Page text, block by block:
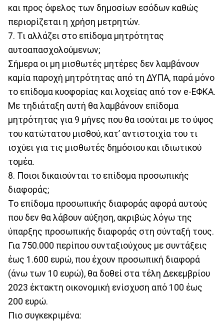
και προς όφελος των δημοσίων εσόδων καθώς
περιορίζεται η χρήση μετρητών.
7. Τι αλλάζει στο επίδομα μητρότητας
αυτοαπασχολούμενων;
Σήμερα οι μη μισθωτές μητέρες δεν λαμβάνουν
καμία παροχή μητρότητας από τη ΔΥΠΑ, παρά μόνο
το επίδομα κυοφορίας και λοχείας από τον e-ΕΦΚΑ.
Με τηδιάταξη αυτή θα λαμβάνουν επίδομα
μητρότητας για 9 μήνες που θα ισούται με το ύψος
του κατώτατου μισθού, κατ’ αντιστοιχία του τι
ισχύει για τις μισθωτές δημόσιου και ιδιωτικού
τομέα.
8. Ποιοι δικαιούνται το επίδομα προσωπικής
διαφοράς;
Το επίδομα προσωπικής διαφοράς αφορά αυτούς
που δεν θα λάβουν αύξηση, ακριβώς λόγω της
ύπαρξης προσωπικής διαφοράς στη σύνταξή τους.
Για 750.000 περίπου συνταξιούχους με συντάξεις
έως 1.600 ευρώ, που έχουν προσωπική διαφορά
(άνω των 10 ευρώ), θα δοθεί στα τέλη Δεκεμβρίου
2023 έκτακτη οικονομική ενίσχυση από 100 έως
200 ευρώ.
Πιο συγκεκριμένα: